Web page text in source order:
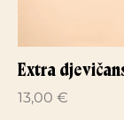
Extra
13,00 €